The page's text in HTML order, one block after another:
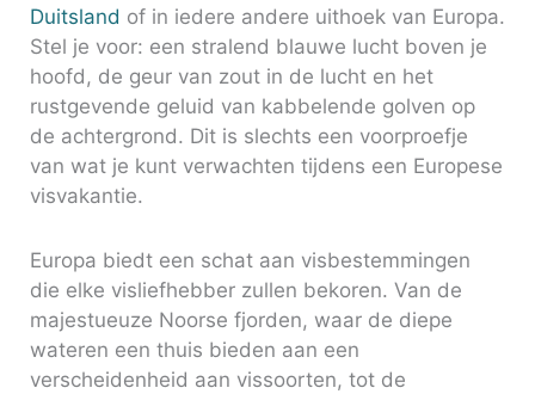
Duitsland of in iedere andere uithoek van Europa.
Stel je voor: een stralend blauwe lucht boven je
hoofd, de geur van zout in de lucht en het
rustgevende geluid van kabbelende golven op
de achtergrond. Dit is slechts een voorproefje
van wat je kunt verwachten tijdens een Europese
visvakantie.
Europa biedt een schat aan visbestemmingen
die elke visliefhebber zullen bekoren. Van de
majestueuze Noorse fjorden, waar de diepe
wateren een thuis bieden aan een
verscheidenheid aan vissoorten, tot de